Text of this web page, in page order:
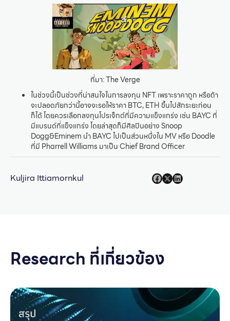
ที่มา: The Verge
ในช่วงนี้เป็นช่วงที่น่าสนใจในการลงทุน NFT เพราะราคาถูก หรือถ้า
จะปลอดภัยกว่านี้อาจจะรอให้ราคา BTC, ETH ขึ้นไปสักระยะก่อน
ก็ได้ โดยควรเลือกลงทุนโปรเจ็กต์ที่มีความแข็งแกร่ง เช่น BAYC ที่
มีแบรนด์ที่แข็งแกร่ง โดยล่าสุดก็มีศิลปินอย่าง Snoop
Dogg&Eminem นำ BAYC ไปเป็นส่วนหนึ่งใน MV หรือ Doodle
ที่มี Pharrell Williams มาเป็น Chief Brand Officer
Kuljira Ittiamornkul
Research ที่เกี่ยวข้อง